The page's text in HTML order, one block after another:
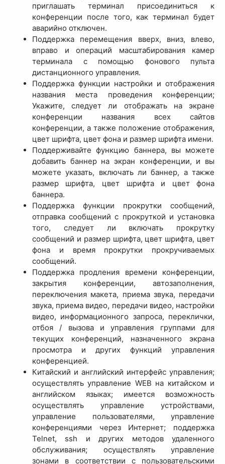
приглашать терминал присоединиться к
конференции после того, как терминал будет
аварийно отключен.
Поддержка перемещения вверх, вниз, влево,
вправо и операций масштабирования камер
терминала с помощью фонового пульта
дистанционного управления.
Поддержка функции настройки и отображения
названия места проведения конференции;
Укажите, следует ли отображать на экране
конференции названия всех сайтов
конференции, а также положение отображения,
цвет шрифта, цвет фона и размер шрифта имени.
Поддерживайте функцию баннера, вы можете
добавить баннер на экран конференции, и вы
можете указать, включать ли баннер, а также
размер шрифта, цвет шрифта и цвет фона
баннера.
Поддержка функции прокрутки сообщений,
отправка сообщений с прокруткой и установка
того, следует ли включать прокрутку
сообщений и размер шрифта, цвет шрифта, цвет
фона и время прокрутки прокручиваемых
сообщений.
Поддержка продления времени конференции,
закрытия конференции, автозаполнения,
переключения макета, приема звука, передачи
звука, приема видео, передачи видео, настройки
видео, информационного запроса, переклички,
отбоя / вызова и управления группами для
текущих конференций, назначенного экрана
просмотра и других функций управления
конференцией.
Китайский и английский интерфейс управления;
осуществлять управление WEB на китайском и
английском языках; имеется возможность
осуществлять управление устройствами,
управление пользователями, управление
конференциями через Интернет; поддержка
Telnet, ssh и других методов удаленного
обслуживания; осуществлять управление
зонами в соответствии с пользовательскими